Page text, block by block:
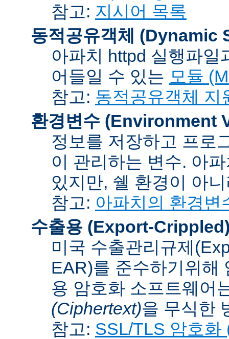
참고: 지시어 목록
동적공유객체 (Dynamic
아파치 httpd 실행파일
어들일 수 있는 모듈
참고: 동적공유객체 지
환경변수 (Environment
정보를 저장하고 프로
이 관리하는 변수. 아
있지만, 쉘 환경이 아
참고: 아파치의 환경변
수출용 (Export-
미국 수출관리규제
EAR)를 준수하기위해
용 암호화 소프트웨어
(Ciphertext)을 무식한
참고: SSL/TLS 암호화